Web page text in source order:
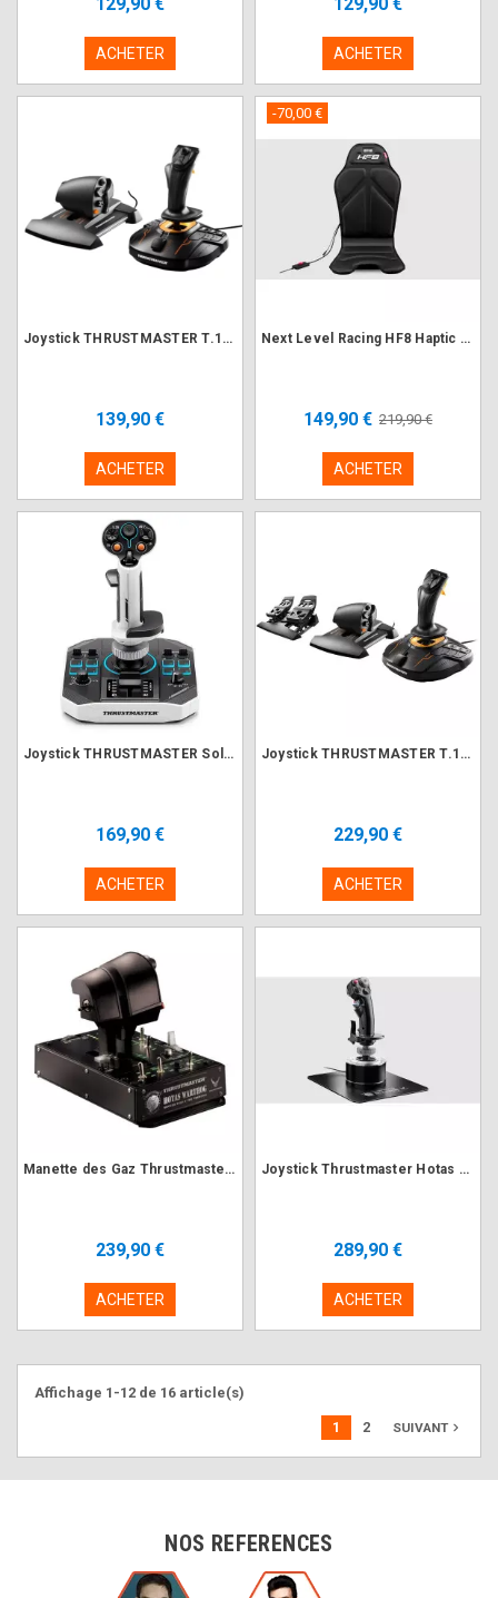
129,90 €
ACHETER
129,90 €
ACHETER
Joystick THRUSTMASTER T.16000M FCS Hotas
139,90 €
ACHETER
-70,00 €
Next Level Racing HF8 Haptic Gaming Pad (NLR-G001)
149,90 € 219,90 €
ACHETER
Joystick THRUSTMASTER Sol-R 1 Flightstick
169,90 €
ACHETER
Joystick THRUSTMASTER T.16000M FLIGHT PACK
229,90 €
ACHETER
Manette des Gaz Thrustmaster Hotas Warthog Dual Throttle
239,90 €
ACHETER
Joystick Thrustmaster Hotas Warthog Flight Stick
289,90 €
ACHETER
Affichage 1-12 de 16 article(s)
1 2 SUIVANTnavigate_next
NOS REFERENCES